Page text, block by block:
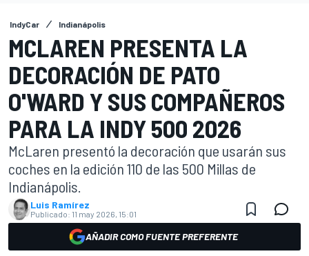
IndyCar Indianápolis
MCLAREN PRESENTA LA
DECORACIÓN DE PATO
O'WARD Y SUS COMPAÑEROS
PARA LA INDY 500 2026
McLaren presentó la decoración que usarán sus
coches en la edición 110 de las 500 Millas de
Indianápolis.
Luis Ramírez
Publicado: 11 may 2026, 15:01
AÑADIR COMO FUENTE PREFERENTE